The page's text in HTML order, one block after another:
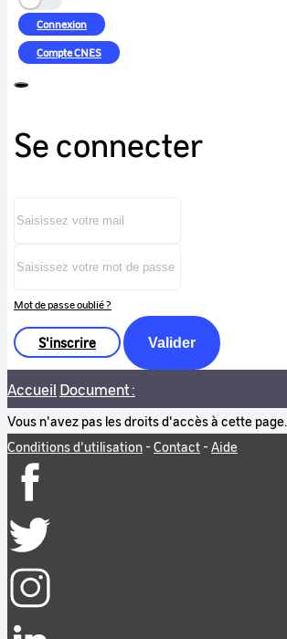
Connexion
CompteCNES
Se connecter
Mot de passe oublié ?
S'inscrire Valider
Accueil Document :
Vous n'avez pas les droits d'accès à cette page.
Conditions d'utilisation - Contact - Aide